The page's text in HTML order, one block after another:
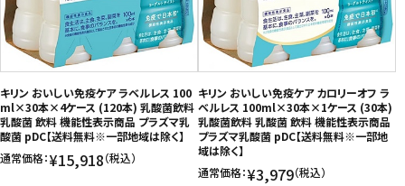
キリン おいしい免疫ケア ラベルレス 100
ml×30本×4ケース (120本) 乳酸菌飲料
乳酸菌 飲料 機能性表示商品 プラズマ乳
酸菌 pDC【送料無料※一部地域は除く】
通常価格：¥15,918（税込）
キリン おいしい免疫ケア カロリーオフ ラ
ベルレス 100ml×30本×1ケース (30本)
乳酸菌飲料 乳酸菌 飲料 機能性表示商品
プラズマ乳酸菌 pDC【送料無料※一部地
域は除く】
通常価格：¥3,979（税込）